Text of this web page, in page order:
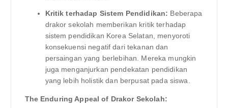
Kritik terhadap Sistem Pendidikan: Beberapa
drakor sekolah memberikan kritik terhadap
sistem pendidikan Korea Selatan, menyoroti
konsekuensi negatif dari tekanan dan
persaingan yang berlebihan. Mereka mungkin
juga menganjurkan pendekatan pendidikan
yang lebih holistik dan berpusat pada siswa.
The Enduring Appeal of Drakor Sekolah: